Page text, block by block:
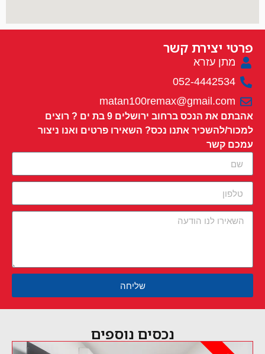
פרטי יצירת קשר
מתן עזרא
052-4442534
matan100remax@gmail.com
אהבתם את הנכס ברחוב ירושלים 9 בת ים ? רוצים
למכור/להשכיר אתנו נכס? השאירו פרטים ואנו ניצור
עמכם קשר
שליחה
נכסים נוספים